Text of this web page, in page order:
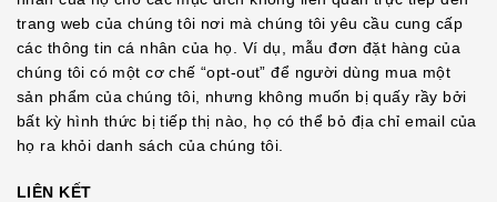
trang web của chúng tôi nơi mà chúng tôi yêu cầu cung cấp
các thông tin cá nhân của họ. Ví dụ, mẫu đơn đặt hàng của
chúng tôi có một cơ chế “opt-out” để người dùng mua một
sản phẩm của chúng tôi, nhưng không muốn bị quấy rầy bởi
bất kỳ hình thức bị tiếp thị nào, họ có thể bỏ địa chỉ email của
họ ra khỏi danh sách của chúng tôi.
LIÊN KẾT